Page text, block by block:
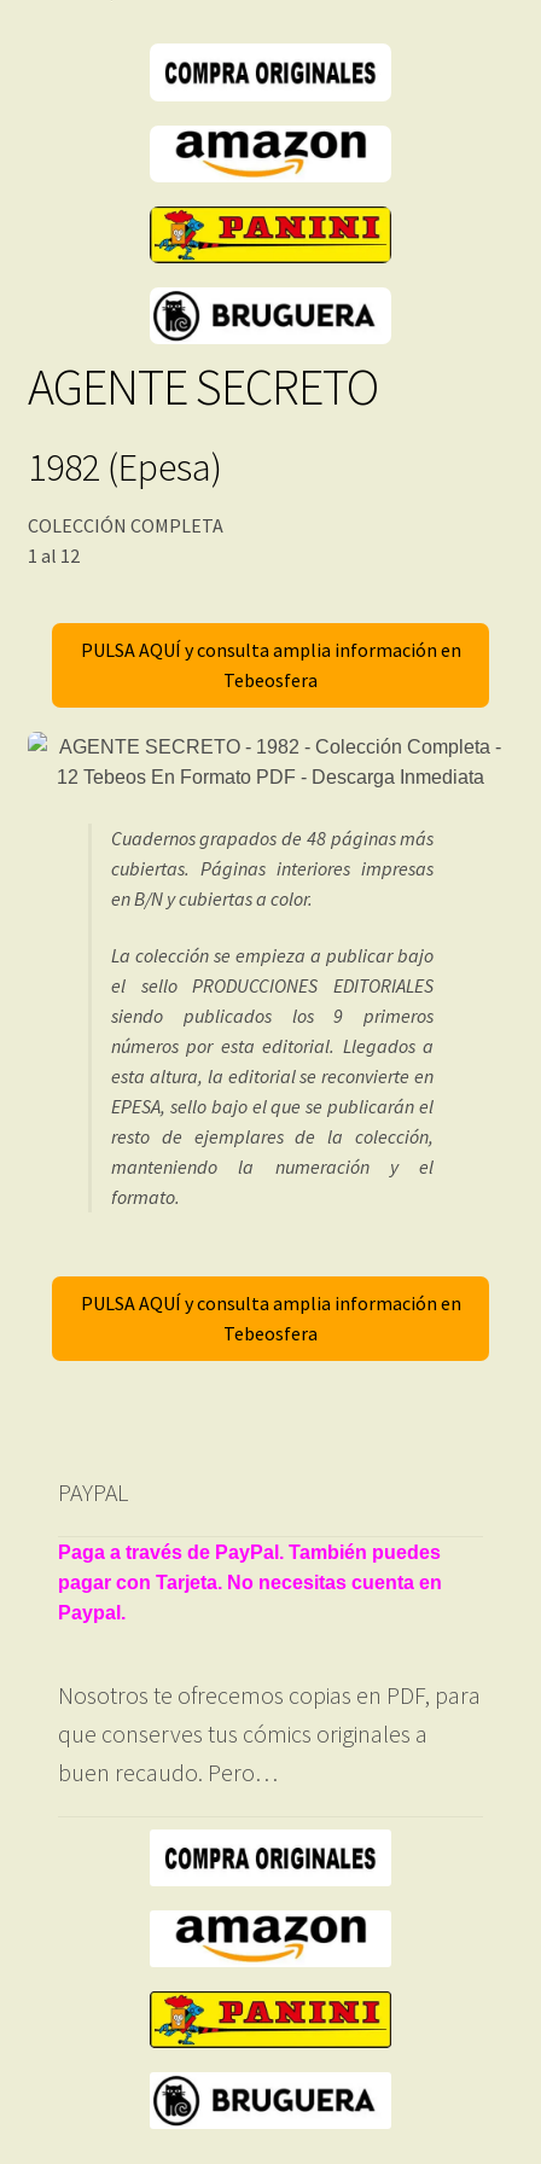
AGENTE SECRETO
1982 (Epesa)
COLECCIÓN COMPLETA
1 al 12
PULSA AQUÍ y consulta amplia información en
Tebeosfera
Cuadernos grapados de 48 páginas más
cubiertas. Páginas interiores impresas
en B/N y cubiertas a color.
La colección se empieza a publicar bajo
el sello PRODUCCIONES EDITORIALES
siendo publicados los 9 primeros
números por esta editorial. Llegados a
esta altura, la editorial se reconvierte en
EPESA, sello bajo el que se publicarán el
resto de ejemplares de la colección,
manteniendo la numeración y el
formato.
PULSA AQUÍ y consulta amplia información en
Tebeosfera
PAYPAL
Paga a través de PayPal. También puedes
pagar con Tarjeta. No necesitas cuenta en
Paypal.
Nosotros te ofrecemos copias en PDF, para
que conserves tus cómics originales a
buen recaudo. Pero…